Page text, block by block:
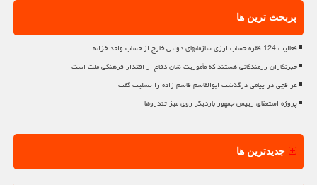
پربحث ترین ها
فعالیت 124 فقره حساب ارزی سازمانهای دولتی خارج از حساب واحد خزانه
خبرنگاران رزمندگانی هستند که مأموریت شان دفاع از اقتدار فرهنگی ملت است
عراقچی در پیامی درگذشت ابوالقاسم قاسم زاده را تسلیت گفت
پروژه استعفای رییس جمهور باردیگر روی میز تندروها
جدیدترین ها